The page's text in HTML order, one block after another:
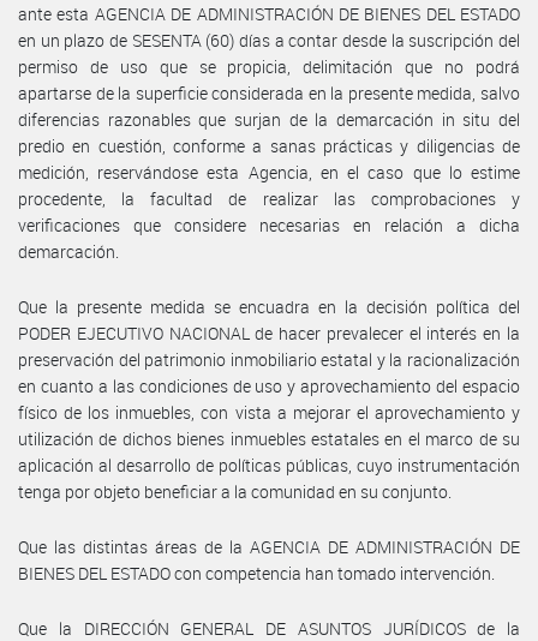
ante esta AGENCIA DE ADMINISTRACIÓN DE BIENES DEL ESTADO
en un plazo de SESENTA (60) días a contar desde la suscripción del
permiso de uso que se propicia, delimitación que no podrá
apartarse de la superficie considerada en la presente medida, salvo
diferencias razonables que surjan de la demarcación in situ del
predio en cuestión, conforme a sanas prácticas y diligencias de
medición, reservándose esta Agencia, en el caso que lo estime
procedente, la facultad de realizar las comprobaciones y
verificaciones que considere necesarias en relación a dicha
demarcación.
Que la presente medida se encuadra en la decisión política del
PODER EJECUTIVO NACIONAL de hacer prevalecer el interés en la
preservación del patrimonio inmobiliario estatal y la racionalización
en cuanto a las condiciones de uso y aprovechamiento del espacio
físico de los inmuebles, con vista a mejorar el aprovechamiento y
utilización de dichos bienes inmuebles estatales en el marco de su
aplicación al desarrollo de políticas públicas, cuyo instrumentación
tenga por objeto beneficiar a la comunidad en su conjunto.
Que las distintas áreas de la AGENCIA DE ADMINISTRACIÓN DE
BIENES DEL ESTADO con competencia han tomado intervención.
Que la DIRECCIÓN GENERAL DE ASUNTOS JURÍDICOS de la